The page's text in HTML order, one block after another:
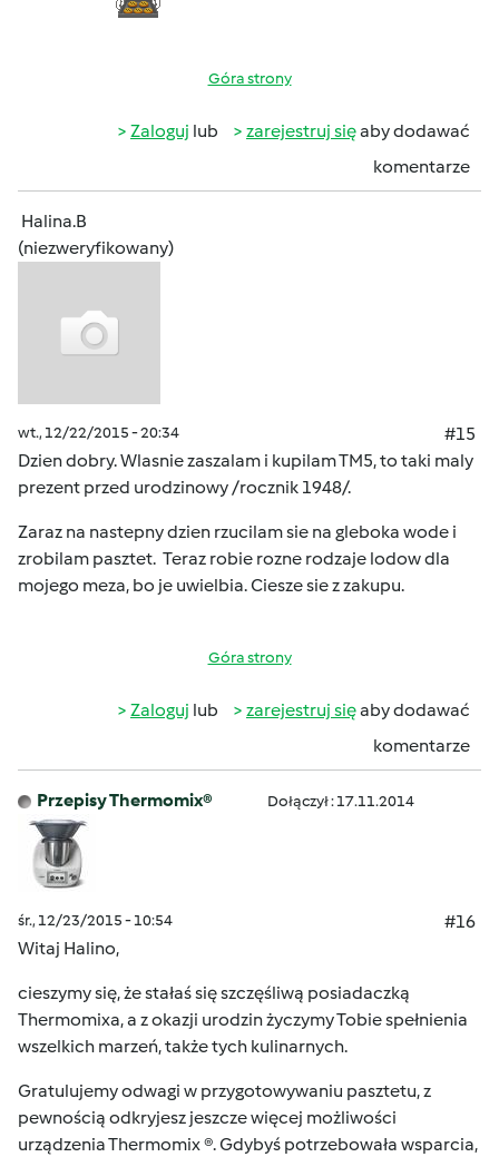
Góra strony
Zaloguj lub zarejestruj sięaby dodawać
komentarze
Halina.B
(niezweryfikowany)
wt., 12/22/2015 - 20:34
#15
Dzien dobry. Wlasnie zaszalam i kupilam TM5, to taki maly
prezent przed urodzinowy /rocznik 1948/.
Zaraz na nastepny dzien rzucilam sie na gleboka wode i
zrobilam pasztet. Teraz robie rozne rodzaje lodow dla
mojego meza, bo je uwielbia. Ciesze sie z zakupu.
Góra strony
Zaloguj lub zarejestruj sięaby dodawać
komentarze
Przepisy Thermomix® Dołączył : 17.11.2014
śr., 12/23/2015 - 10:54
#16
Witaj Halino,
cieszymy się, że stałaś się szczęśliwą posiadaczką
Thermomixa, a z okazji urodzin życzymy Tobie spełnienia
wszelkich marzeń, także tych kulinarnych.
Gratulujemy odwagi w przygotowywaniu pasztetu, z
pewnością odkryjesz jeszcze więcej możliwości
urządzenia Thermomix ®. Gdybyś potrzebowała wsparcia,